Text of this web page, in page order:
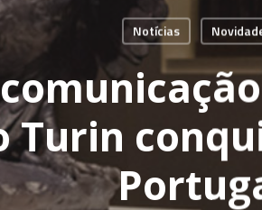
Notícias
Turin